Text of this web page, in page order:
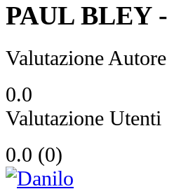
PAUL BLEY -
Valutazione Autore
0.0
Valutazione Utenti
0.0 (0)